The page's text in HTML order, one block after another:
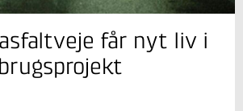
får nyt liv i